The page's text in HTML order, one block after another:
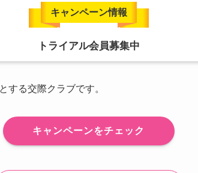
キャンペーン情報
トライアル会員募集中
する交際クラブです。
キャンペーンをチェック